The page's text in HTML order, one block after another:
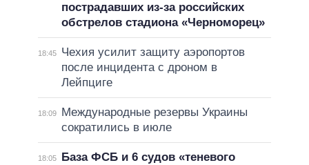
пострадавших из-за российских
обстрелов стадиона «Черноморец»
18:45
Чехия усилит защиту аэропортов
после инцидента с дроном в
Лейпциге
18:09
Международные резервы Украины
сократились в июле
18:05
База ФСБ и 6 судов «теневого